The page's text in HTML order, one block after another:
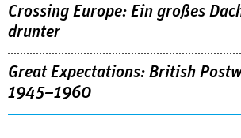
Crossing Europe: Ein großes
drunter
Great Expectations: British
1945–1960